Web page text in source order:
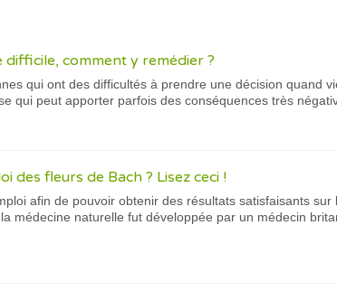
comment y remédier ?
qui ont des difficultés à prendre une décision quand
qui peut apporter parfois des conséquences très
des fleurs de Bach ? Lisez ceci !
afin de pouvoir obtenir des résultats satisfaisants
médecine naturelle fut développée par un médecin